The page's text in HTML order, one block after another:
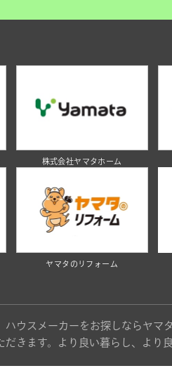
株式会社ヤマタホーム
ヤマタのリフォーム
ウスメーカーをお探しならヤ
きます。より良い暮らし、より